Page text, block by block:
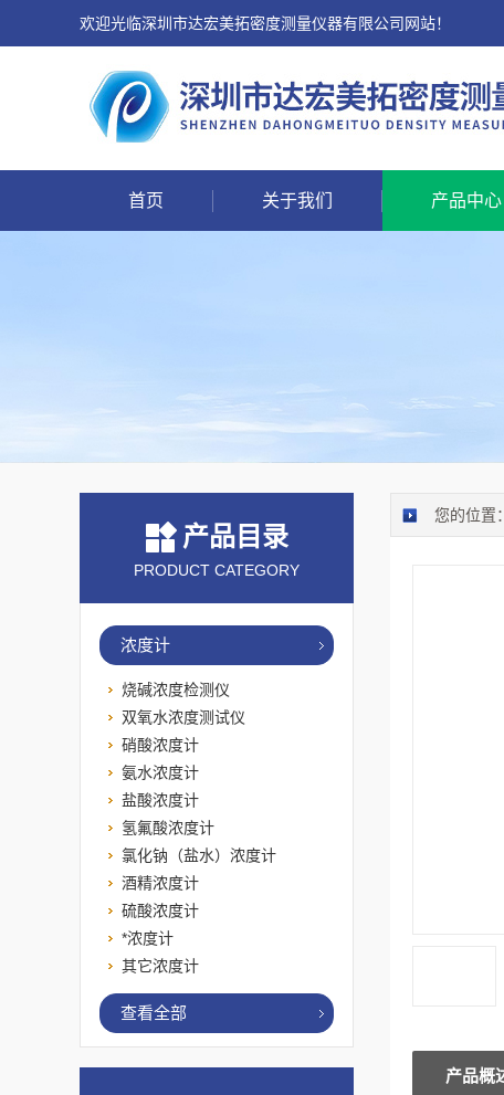
欢迎光临深圳市达宏美拓密度测量仪器有限公司网站！
首页 关于我们 产品中心
您的位置
产品概
产品目录
PRODUCT CATEGORY
浓度计
烧碱浓度检测仪
双氧水浓度测试仪
硝酸浓度计
氨水浓度计
盐酸浓度计
氢氟酸浓度计
氯化钠（盐水）浓度计
酒精浓度计
硫酸浓度计
*浓度计
其它浓度计
查看全部